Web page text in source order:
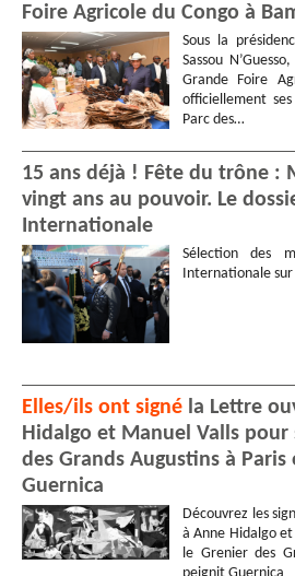
Foire Agricole du Congo à
Sous la
Sassou
Grande Foire
officiellement
Parc des…
15 ans déjà ! Fête du trône :
vingt ans au pouvoir. Le
Internationale
Sélection des
Internationale
Elles/ils ont signé la Lettre
Hidalgo et Manuel Valls pour
des Grands Augustins à
Guernica
Découvrez les
à Anne Hidalgo
le Grenier des